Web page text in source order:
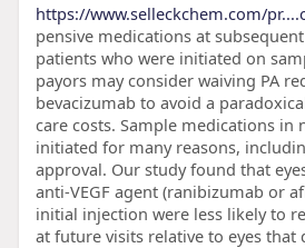
https://www.selleckchem.com/
pensive medications at
patients who were initiated on
payors may consider waiving PA
bevacizumab to avoid a
care costs. Sample medications in
initiated for many reasons,
approval. Our study found that
anti-VEGF agent (ranibizumab or
initial injection were less likely to
at future visits relative to eyes that